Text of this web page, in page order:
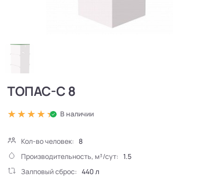
ТОПАС-С 8
В наличии
Кол-во человек:
8
Производительность, м³/сут: 1.5
Залповый сброс: 440 л